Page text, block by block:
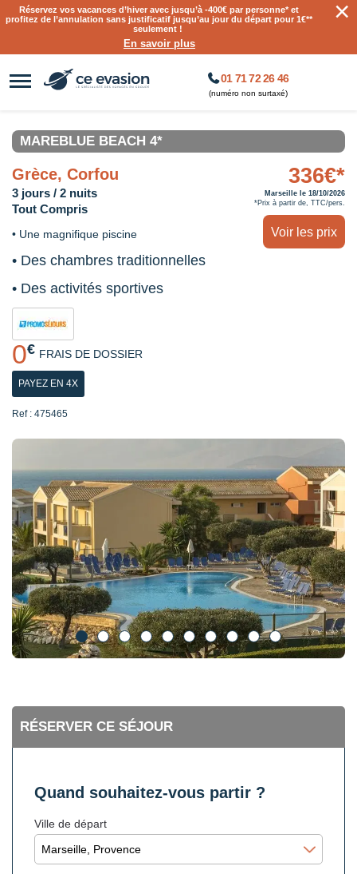
Réservez vos vacances d’hiver avec jusqu’à-400€ par personne* et
profitez de l’annulation sans justificatif jusqu’au jour du départ pour 1€**
seulement !
En savoir plus
×
01 71 72 26 46
(numéro non surtaxé)
MAREBLUE BEACH 4*
Grèce, Corfou
3 jours / 2 nuits
Tout Compris
• Une magnifique piscine
• Des chambres traditionnelles
• Des activités sportives
0€ FRAIS DE DOSSIER
PAYEZ EN 4X
Ref : 475465
336€*
Marseille le 18/10/2026
*Prix à partir de, TTC/pers.
Voir les prix
RÉSERVER CE SÉJOUR
Quand souhaitez-vous partir ?
Ville de départ